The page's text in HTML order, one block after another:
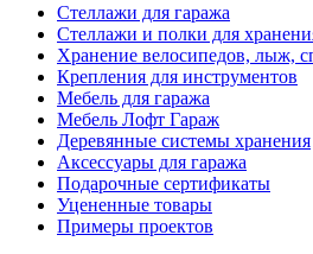
Стеллажи для гаража
Стеллажи и полки для
Хранение велосипедов, лыж,
Крепления для инструментов
Мебель для гаража
Мебель Лофт Гараж
Деревянные системы хранения
Аксессуары для гаража
Подарочные сертификаты
Уцененные товары
Примеры проектов